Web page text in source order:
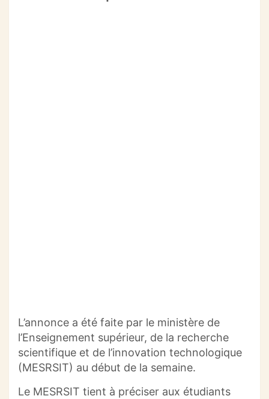
L’annonce a été faite par le ministère de
l’Enseignement supérieur, de la recherche
scientifique et de l’innovation technologique
(MESRSIT) au début de la semaine.
Le MESRSIT tient à préciser aux étudiants